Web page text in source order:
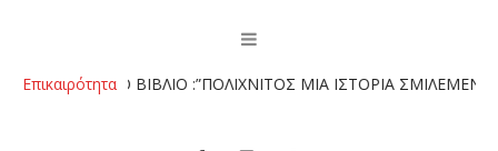
Επικαιρότητα
ΤΟ ΒΙΒΛΙΟ :”ΠΟΛΙΧΝΙΤΟΣ ΜΙΑ ΙΣΤΟΡΙΑ ΣΜΙΛΕΜΕΝΗ